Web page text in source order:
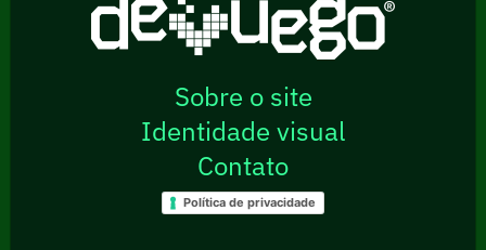
Sobre o site
Identidade visual
Contato
Política de privacidade